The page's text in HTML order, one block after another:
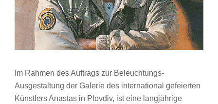
Im Rahmen des Auftrags zur Beleuchtungs-
Ausgestaltung der Galerie des international gefeierten
Künstlers Anastas in Plovdiv, ist eine langjährige